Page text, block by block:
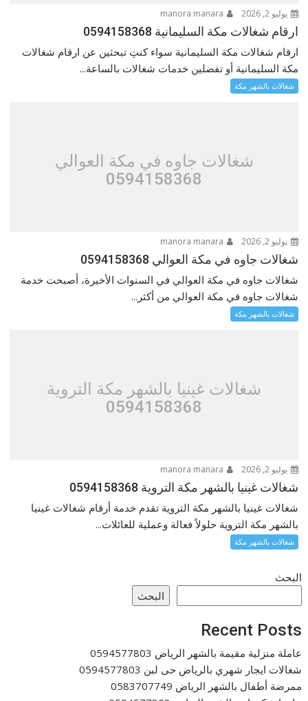
يوليو 2, 2026
ارقام شغالات مكة السليمانية 0594158368
ارقام شغالات مكة السليمانية سواء كنتِ تبحثين عن ارقام شغالات
مكة السليمانية أو تفضلين خدمات شغالات بالساعة...
شغالات بالشهر مكة
شغالات جاوه في مكة العوالي
0594158368
يوليو 2, 2026
شغالات جاوه في مكة العوالي 0594158368
شغالات جاوه في مكة العوالي في السنوات الأخيرة، أصبحت خدمة
شغالات جاوه في مكة العوالي من أكثر...
شغالات بالشهر مكة
شغالات غينيا بالشهر مكة التروية
0594158368
يوليو 2, 2026
شغالات غينيا بالشهر مكة التروية 0594158368
شغالات غينيا بالشهر مكة التروية تقدم خدمة أرقام شغالات غينيا
بالشهر مكة التروية حلولاً فعالة وعملية للعائلات...
شغالات بالشهر مكة
البحث
البحث
Recent Posts
عاملة منزلية مقيمة بالشهر الرياض 0594577803
شغالات ايجار شهري بالرياض حى لبن 0594577803
ممرضة أطفال بالشهر الرياض 0583707749